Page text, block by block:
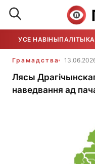
УСЕ НАВІНЫПАЛІТЫКА
Грамадства
Лясы
наведвання ад